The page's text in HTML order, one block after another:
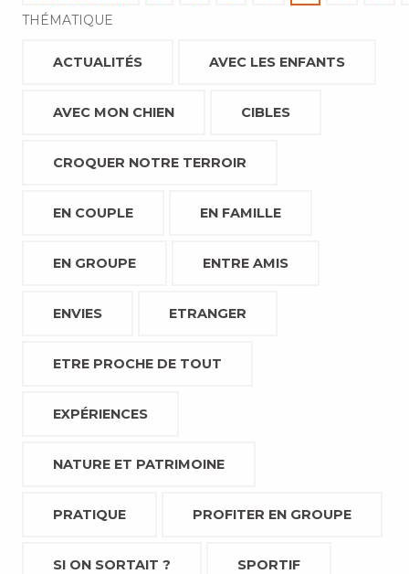
THÉMATIQUE
ACTUALITÉS AVEC LES ENFANTS
AVEC MON CHIEN CIBLES
CROQUER NOTRE TERROIR
EN COUPLE EN FAMILLE
EN GROUPE ENTRE AMIS
ENVIES ETRANGER
ETRE PROCHE DE TOUT
EXPÉRIENCES
NATURE ET PATRIMOINE
PRATIQUE PROFITER EN GROUPE
SI ON SORTAIT ? SPORTIF